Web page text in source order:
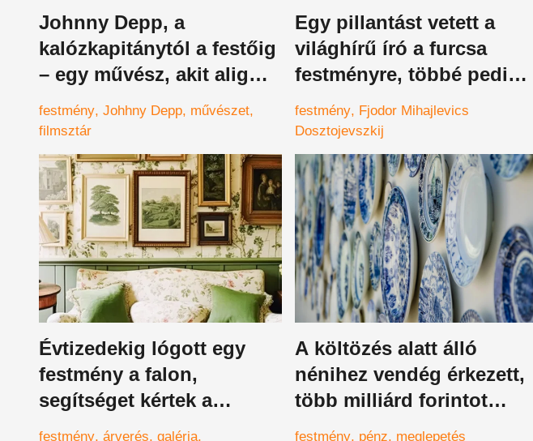
Johnny Depp, a
kalózkapitánytól a festőig
– egy művész, akit alig
ismerünk
festmény Johhny Depp művészet
filmsztár
Egy pillantást vetett a
világhírű író a furcsa
festményre, többé pedig
semmi nem volt ugyanaz,
majdnem beleőrült
festmény Fjodor Mihajlevics
Dosztojevszkij
Évtizedekig lógott egy
festmény a falon,
segítséget kértek a
beazonosításhoz, most
festmény árverés galéria
A költözés alatt álló
nénihez vendég érkezett,
több milliárd forintot
talált a szemétben
festmény pénz meglepetés